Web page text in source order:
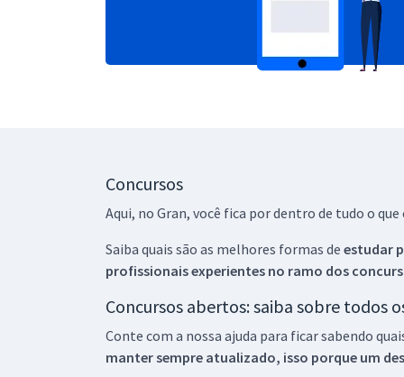
Concursos
Aqui, no Gran, você fica por dentro de tudo o
Saiba quais são as melhores formas de estudar
profissionais experientes no ramo dos
Concursos abertos: saiba sobre todos
Conte com a nossa ajuda para ficar sabendo
manter sempre atualizado, isso porque um